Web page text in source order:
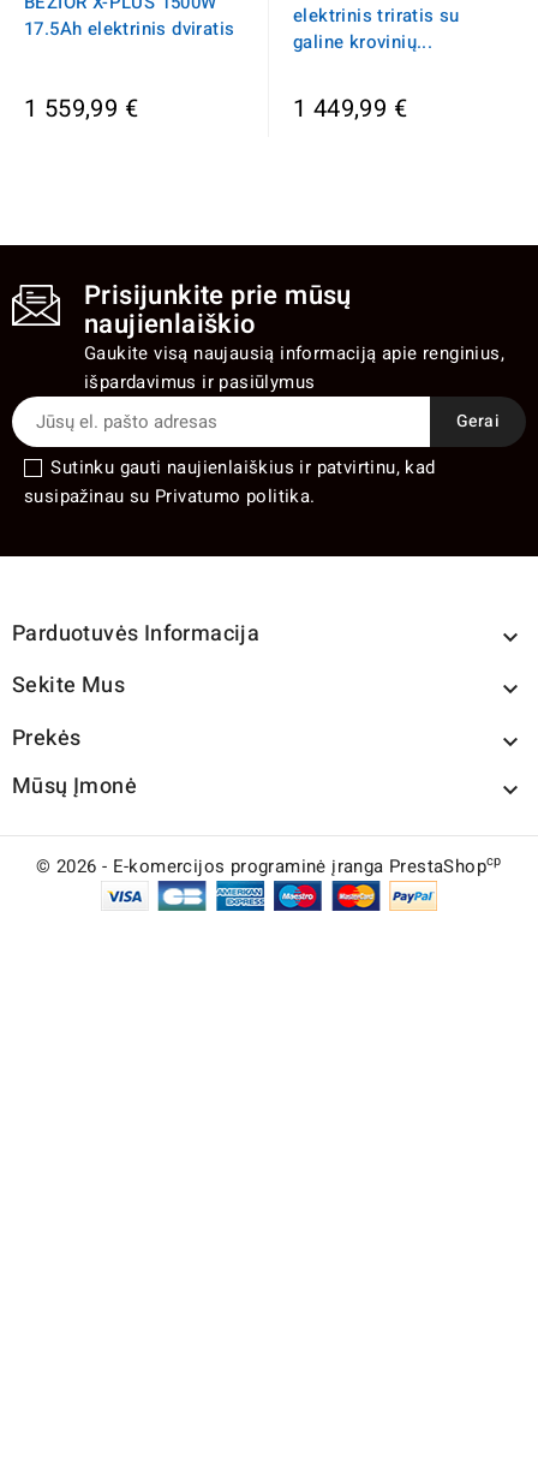
17.5Ah elektrinis dviratis
1 559,99 €
elektrinis triratis su
galine krovinių...
1 449,99 €
Prisijunkite prie mūsų
naujienlaiškio
Gaukite visą naujausią informaciją apie renginius,
išpardavimus ir pasiūlymus
Sutinku gauti naujienlaiškius ir patvirtinu, kad
susipažinau su Privatumo politika.
Parduotuvės Informacija 
Sekite Mus 
Prekės 
Mūsų Įmonė 
© 2026 - E-komercijos programinė įranga PrestaShopcp